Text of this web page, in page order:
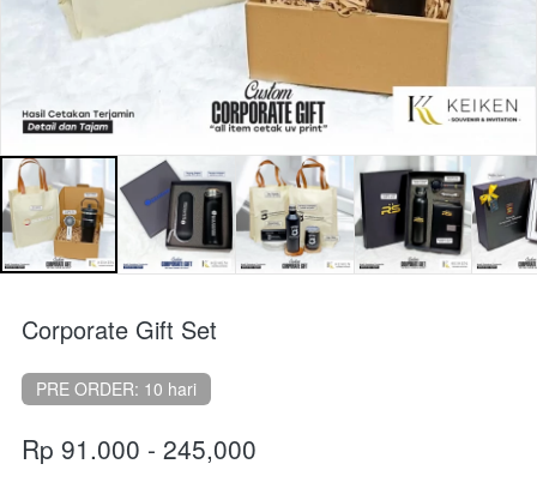
Corporate Gift Set
PRE ORDER: 10 hari
Rp 91.000 - 245,000